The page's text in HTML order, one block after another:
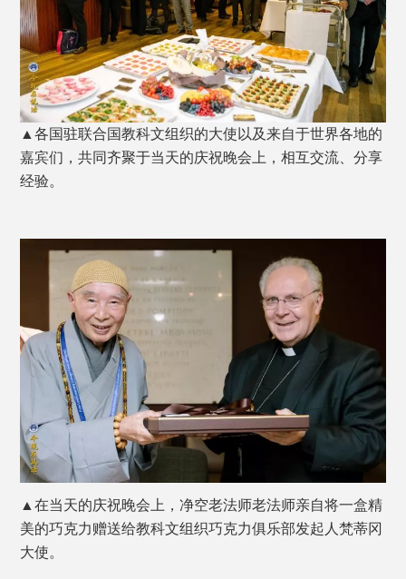
▲各国驻联合国教科文组织的大使以及来自于世界各地的
嘉宾们，共同齐聚于当天的庆祝晚会上，相互交流、分享
经验。
▲在当天的庆祝晚会上，净空老法师老法师亲自将一盒精
美的巧克力赠送给教科文组织巧克力俱乐部发起人梵蒂冈
大使。